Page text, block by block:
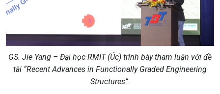
GS. Jie Yang – Đại học RMIT (Úc) trình bày tham luận với đề
tài “Recent Advances in Functionally Graded Engineering
Structures”.